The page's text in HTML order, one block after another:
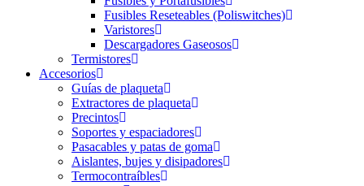
Fusibles Reseteables (Poliswitches)
Varistores
Descargadores Gaseosos
Termistores
Accesorios
Guías de plaqueta
Extractores de plaqueta
Precintos
Soportes y espaciadores
Pasacables y patas de goma
Aislantes, bujes y disipadores
Termocontraíbles